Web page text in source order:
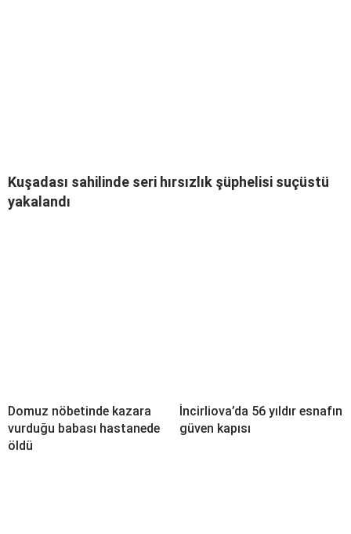
Kuşadası sahilinde seri hırsızlık şüphelisi suçüstü
yakalandı
Domuz nöbetinde kazara
vurduğu babası hastanede
öldü
İncirliova’da 56 yıldır esnafın
güven kapısı